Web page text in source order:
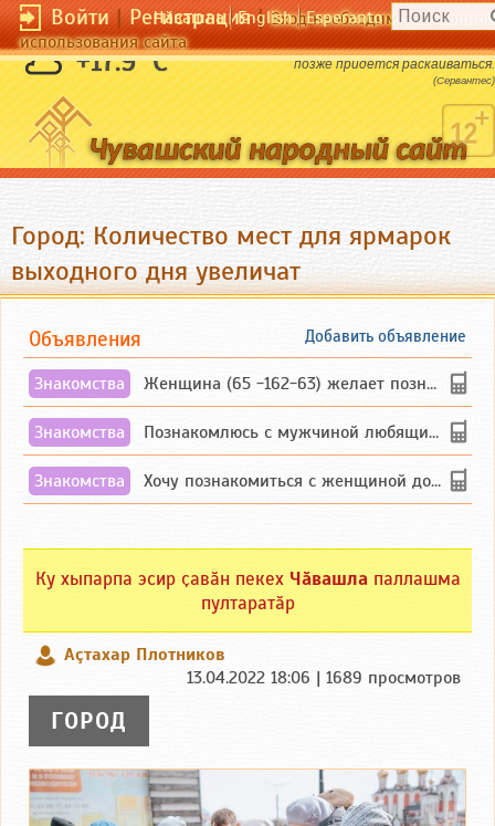
Войти|Регистрация|Вход необходим для
использования сайта
Чӑвашла English Esperanto
+17.9 °C
Никогда не говори вещей, в которых
позже придется раскаиваться.
(Сервантес)
Город: Количество мест для ярмарок
выходного дня увеличат
Добавить объявление
Объявления
Знакомства Женщина (65 -162-63) желает познакомиться с одиноким, добродушным, без вредных ...
Знакомства Познакомлюсь с мужчиной любящим танцевать и петь на родном чувашском языке
Знакомства Хочу познакомиться с женщиной до 55 лет чувашской или русской национальности дл...
Ку хыпарпа эсир ҫавӑн пекех Чӑвашла паллашма
пултаратӑр
Аçтахар Плотников
13.04.2022 18:06 | 1689 просмотров
ГОРОД